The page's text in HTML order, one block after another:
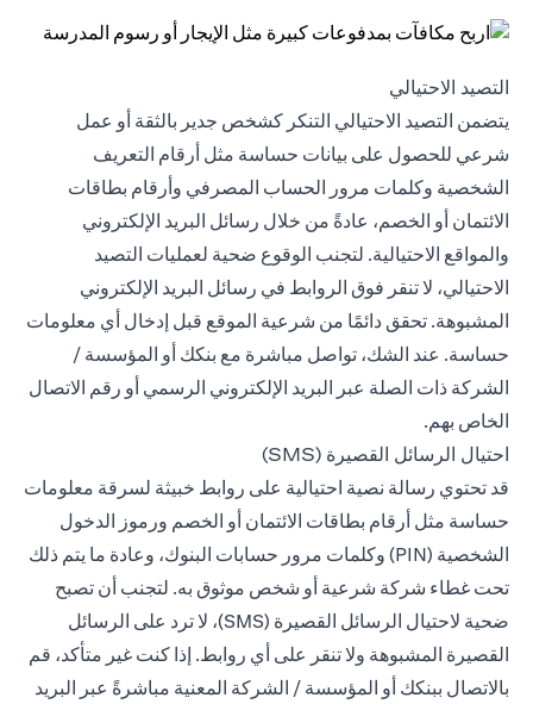
التصيد الاحتيالي
يتضمن التصيد الاحتيالي التنكر كشخص جدير بالثقة أو عمل
شرعي للحصول على بيانات حساسة مثل أرقام التعريف
الشخصية وكلمات مرور الحساب المصرفي وأرقام بطاقات
الائتمان أو الخصم، عادةً من خلال رسائل البريد الإلكتروني
والمواقع الاحتيالية. لتجنب الوقوع ضحية لعمليات التصيد
الاحتيالي، لا تنقر فوق الروابط في رسائل البريد الإلكتروني
المشبوهة. تحقق دائمًا من شرعية الموقع قبل إدخال أي معلومات
حساسة. عند الشك، تواصل مباشرة مع بنكك أو المؤسسة /
الشركة ذات الصلة عبر البريد الإلكتروني الرسمي أو رقم الاتصال
الخاص بهم.
احتيال الرسائل القصيرة (SMS)
قد تحتوي رسالة نصية احتيالية على روابط خبيثة لسرقة معلومات
حساسة مثل أرقام بطاقات الائتمان أو الخصم ورموز الدخول
الشخصية (PIN) وكلمات مرور حسابات البنوك، وعادة ما يتم ذلك
تحت غطاء شركة شرعية أو شخص موثوق به. لتجنب أن تصبح
ضحية لاحتيال الرسائل القصيرة (SMS)، لا ترد على الرسائل
القصيرة المشبوهة ولا تنقر على أي روابط. إذا كنت غير متأكد، قم
بالاتصال ببنكك أو المؤسسة / الشركة المعنية مباشرةً عبر البريد